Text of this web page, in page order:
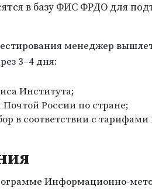
в базу ФИС ФРДО для
менеджер
3–4 дня:
Института;
России по стране;
в соответствии с тарифами
Информационно-